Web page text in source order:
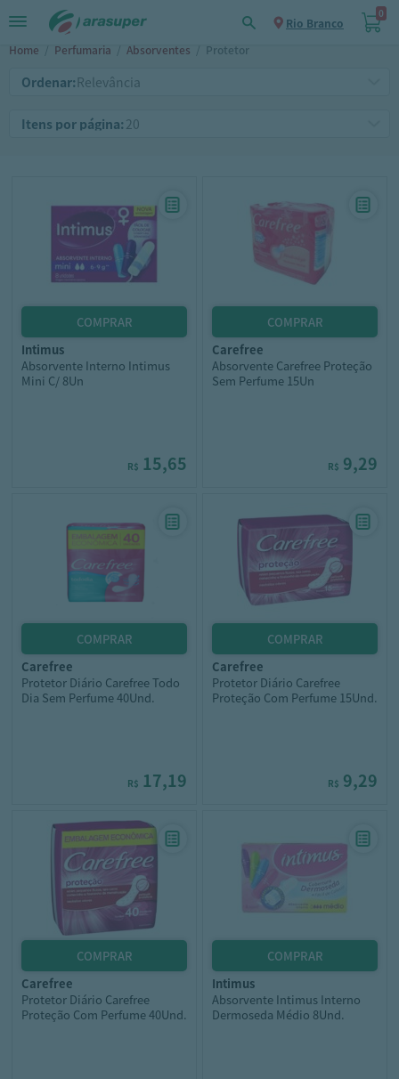
Rio Branco
0
Home / Perfumaria / Absorventes / Protetor
Ordenar:
Itens por página:
intimus
Absorvente Interno Intimus
Mini C/ 8Un
R$ 15,65
carefree
Absorvente Carefree Proteção
Sem Perfume 15Un
R$ 9,29
carefree
Protetor Diário Carefree Todo
Dia Sem Perfume 40Und.
R$ 17,19
carefree
Protetor Diário Carefree
Proteção Com Perfume 15Und.
R$ 9,29
carefree
Protetor Diário Carefree
Proteção Com Perfume 40Und.
intimus
Absorvente Intimus Interno
Dermoseda Médio 8Und.